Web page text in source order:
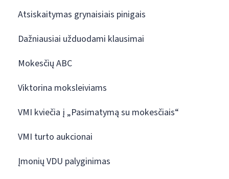
Atsiskaitymas grynaisiais pinigais
Dažniausiai užduodami klausimai
Mokesčių ABC
Viktorina moksleiviams
VMI kviečia į „Pasimatymą su mokesčiais“
VMI turto aukcionai
Įmonių VDU palyginimas